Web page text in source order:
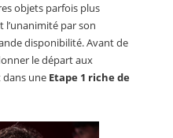
objets parfois plus
l’unanimité par son
disponibilité. Avant de
le départ aux
dans une Etape 1 riche de